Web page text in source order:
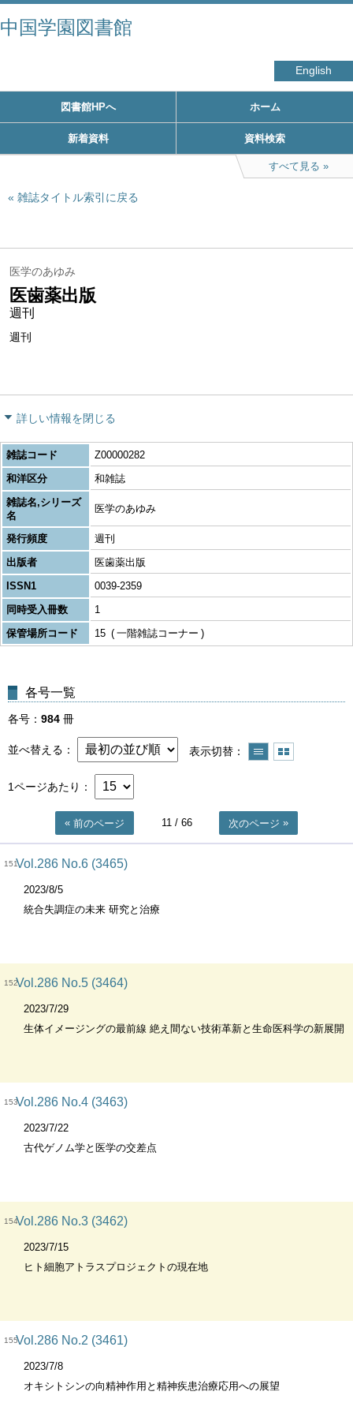
中国学園図書館
English
図書館HPへ ホーム
新着資料 資料検索
すべて見る
雑誌タイトル索引に戻る
医学のあゆみ
医歯薬出版
週刊
週刊
詳しい情報を閉じる
雑誌コード
Z00000282
和洋区分
和雑誌
雑誌名,シリーズ
名
医学のあゆみ
発行頻度
週刊
出版者
医歯薬出版
ISSN1
0039-2359
同時受入冊数
1
保管場所コード
15 一階雑誌コーナー
各号一覧
各号 984 冊
並べ替える 表示切替
1ページあたり
前のページ 11/ 66 次のページ
151Vol.286 No.6 (3465)
2023/8/5
統合失調症の未来 研究と治療
152Vol.286 No.5 (3464)
2023/7/29
生体イメージングの最前線 絶え間ない技術革新と生命医科学の新展開
153Vol.286 No.4 (3463)
2023/7/22
古代ゲノム学と医学の交差点
154Vol.286 No.3 (3462)
2023/7/15
ヒト細胞アトラスプロジェクトの現在地
155Vol.286 No.2 (3461)
2023/7/8
オキシトシンの向精神作用と精神疾患治療応用への展望